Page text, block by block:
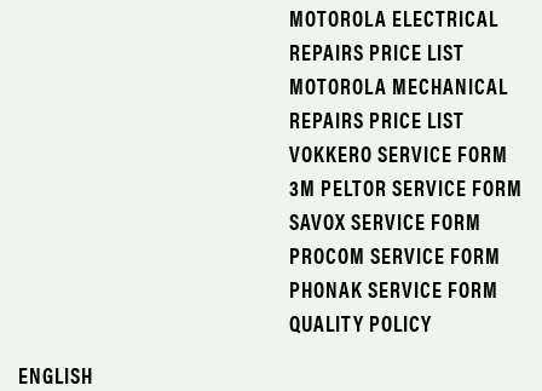
MOTOROLA ELECTRICAL
REPAIRS PRICE LIST
MOTOROLA MECHANICAL
REPAIRS PRICE LIST
VOKKERO SERVICE FORM
3M PELTOR SERVICE FORM
SAVOX SERVICE FORM
PROCOM SERVICE FORM
PHONAK SERVICE FORM
QUALITY POLICY
ENGLISH